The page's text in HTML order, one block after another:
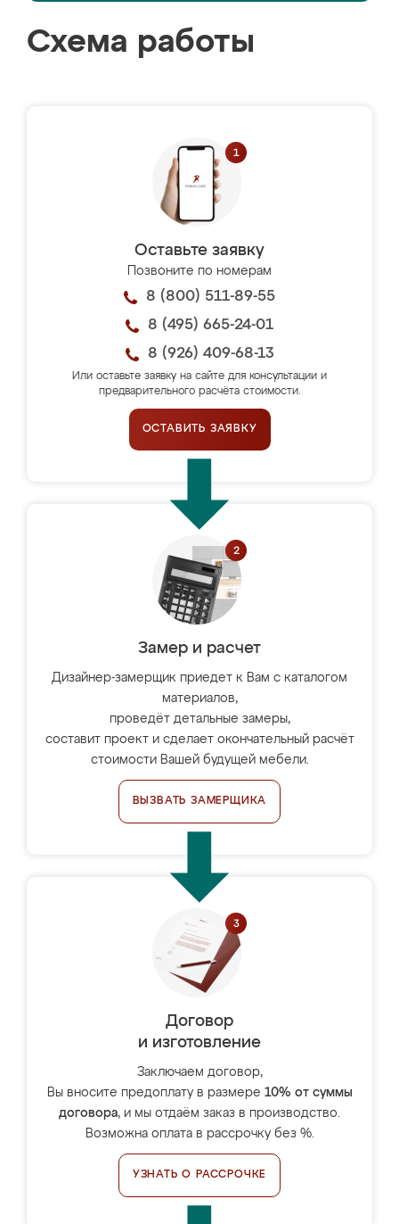
Схема работы
Оставьте заявку
Позвоните по номерам
8 (800) 511-89-55
8 (495) 665-24-01
8 (926) 409-68-13
Или оставьте заявку на сайте для консультации и
предварительного расчёта стоимости.
ОСТАВИТЬ ЗАЯВКУ
Замер и расчет
Дизайнер-замерщик приедет к Вам с каталогом
материалов,
проведёт детальные замеры,
составит проект и сделает окончательный расчёт
стоимости Вашей будущей мебели.
ВЫЗВАТЬ ЗАМЕРЩИКА
Договор
и изготовление
Заключаем договор,
Вы вносите предоплату в размере 10% от суммы
договора, и мы отдаём заказ в производство.
Возможна оплата в рассрочку без %.
УЗНАТЬ О РАССРОЧКЕ